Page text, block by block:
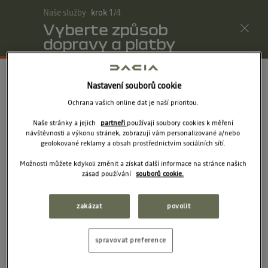
Menu
Naše služby krok 1/4
Vyberte způsob
dopravy a platby
platby
Vyzvednout u dealera
Platba při převzetí
Nastavení souborů cookie
Ochrana vašich online dat je naší prioritou.
Naše stránky a jejich partneři používají soubory cookies k měření
návštěvnosti a výkonu stránek, zobrazují vám personalizované a/nebo
geolokované reklamy a obsah prostřednictvím sociálních sítí.
Možnosti můžete kdykoli změnit a získat další informace na stránce našich
zásad používání souborů cookie.
zakázat povolit
spravovat preference